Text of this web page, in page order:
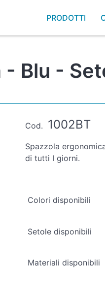
PRODOTTI
Blu -
Cod. 1002BT
Spazzola
di tutti I giorni.
Colori disponibili
Setole disponibili
Materiali disponibili